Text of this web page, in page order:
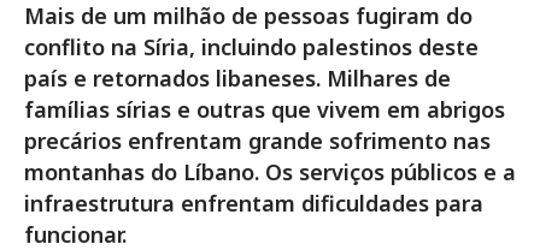
Mais de um milhão de pessoas fugiram do
conflito na Síria, incluindo palestinos deste
país e retornados libaneses. Milhares de
famílias sírias e outras que vivem em abrigos
precários enfrentam grande sofrimento nas
montanhas do Líbano. Os serviços públicos e a
infraestrutura enfrentam dificuldades para
funcionar.